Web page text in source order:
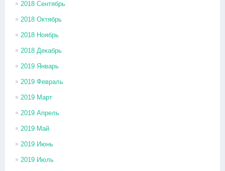
2018 Сентябрь
2018 Октябрь
2018 Ноябрь
2018 Декабрь
2019 Январь
2019 Февраль
2019 Март
2019 Апрель
2019 Май
2019 Июнь
2019 Июль